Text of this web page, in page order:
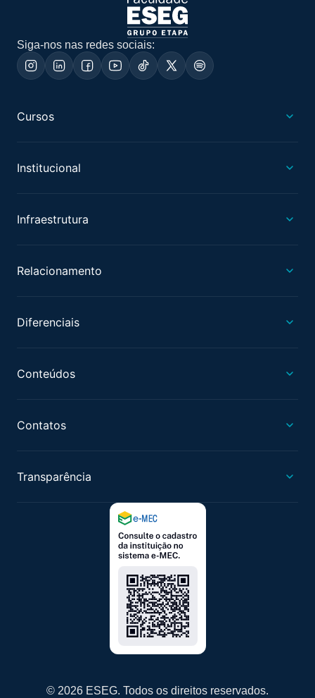
Siga-nos nas redes sociais:
Cursos
Institucional
Infraestrutura
Relacionamento
Diferenciais
Conteúdos
Contatos
Transparência
© 2026 ESEG. Todos os direitos reservados.